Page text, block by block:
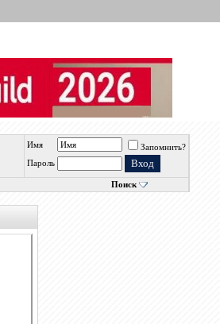
Имя
Запомнить?
Пароль
Поиск